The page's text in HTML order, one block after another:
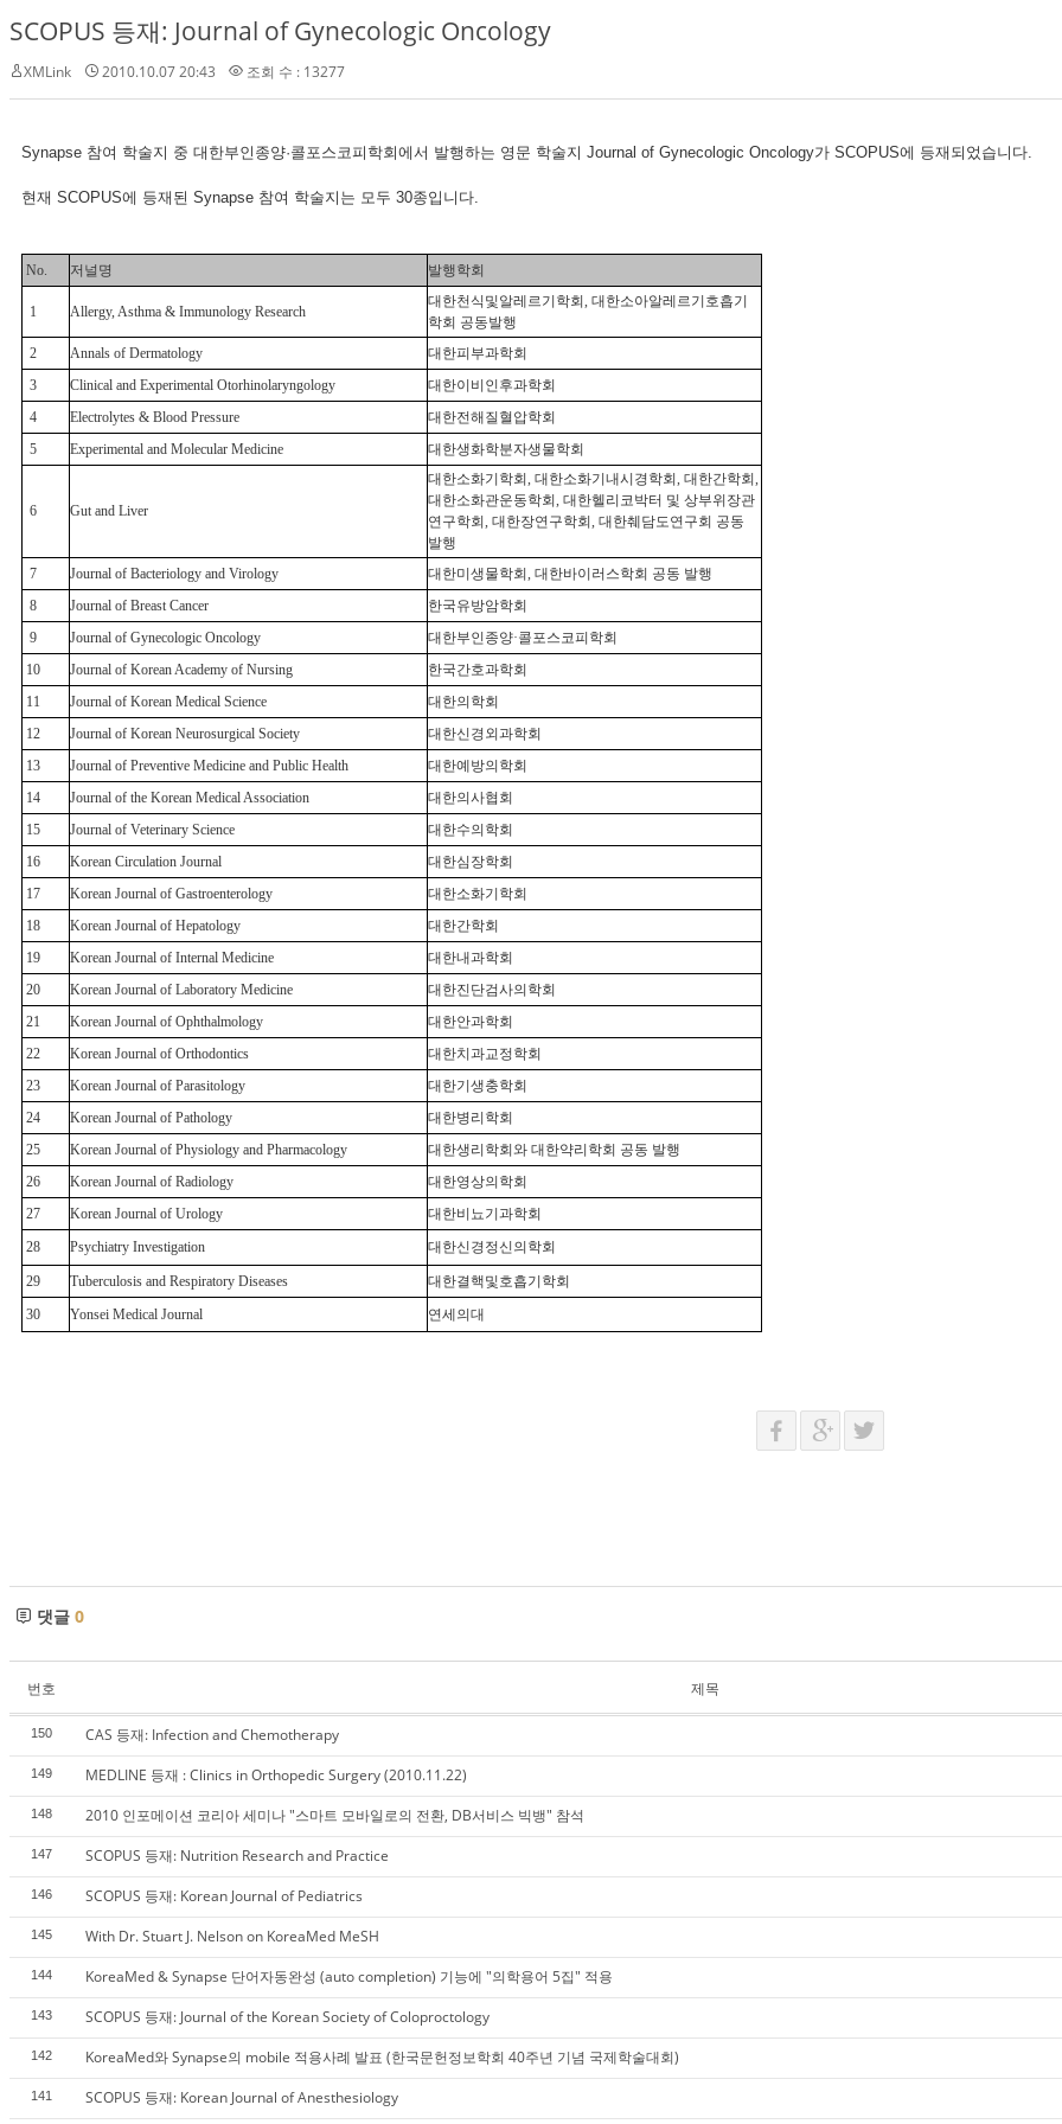
SCOPUS 등재: Journal of Gynecologic Oncology
XMLink 2010.10.07 20:43 조회 수 : 13277
Synapse 참여 학술지 중 대한부인종양·콜포스코피학회에서 발행하는 영문 학술지 Journal of Gynecologic Oncology가 SCOPUS에 등재되었습니다.
현재 SCOPUS에 등재된 Synapse 참여 학술지는 모두 30종입니다.
No. 저널명 발행학회
1 Allergy, Asthma & Immunology Research
대한천식및알레르기학회, 대한소아알레르기호흡기
학회 공동발행
2
Annals of Dermatology
대한피부과학회
3
Clinical and Experimental Otorhinolaryngology
대한이비인후과학회
4
Electrolytes & Blood Pressure
대한전해질혈압학회
5
Experimental and Molecular Medicine 대한생화학분자생물학회
6 Gut and Liver
대한소화기학회, 대한소화기내시경학회, 대한간학회,
대한소화관운동학회, 대한헬리코박터 및 상부위장관
연구학회, 대한장연구학회, 대한췌담도연구회 공동
발행
7
Journal of Bacteriology and Virology
대한미생물학회, 대한바이러스학회 공동 발행
8
Journal of Breast Cancer
한국유방암학회
9
Journal of Gynecologic Oncology
대한부인종양·콜포스코피학회
10
Journal of Korean Academy of Nursing
한국간호과학회
11
Journal of Korean Medical Science
대한의학회
12
Journal of Korean Neurosurgical Society
대한신경외과학회
13
Journal of Preventive Medicine and Public Health
대한예방의학회
14
Journal of the Korean Medical Association
대한의사협회
15
Journal of Veterinary Science
대한수의학회
16
Korean Circulation Journal
대한심장학회
17
Korean Journal of Gastroenterology
대한소화기학회
18
Korean Journal of Hepatology
대한간학회
19
Korean Journal of Internal Medicine
대한내과학회
20
Korean Journal of Laboratory Medicine
대한진단검사의학회
21
Korean Journal of Ophthalmology
대한안과학회
22
Korean Journal of Orthodontics
대한치과교정학회
23
Korean Journal of Parasitology
대한기생충학회
24
Korean Journal of Pathology
대한병리학회
25
Korean Journal of Physiology and Pharmacology
대한생리학회와 대한약리학회 공동 발행
26
Korean Journal of Radiology
대한영상의학회
27
Korean Journal of Urology
대한비뇨기과학회
28
Psychiatry Investigation 대한신경정신의학회
29 Tuberculosis and Respiratory Diseases
대한결핵및호흡기학회
30
Yonsei Medical Journal 연세의대
댓글 0
번호 제목
150 CAS 등재: Infection and Chemotherapy
149 MEDLINE 등재 : Clinics in Orthopedic Surgery (2010.11.22)
148 2010 인포메이션 코리아 세미나 "스마트 모바일로의 전환, DB서비스 빅뱅" 참석
147 SCOPUS 등재: Nutrition Research and Practice
146 SCOPUS 등재: Korean Journal of Pediatrics
145 With Dr. Stuart J. Nelson on KoreaMed MeSH
144 KoreaMed & Synapse 단어자동완성 (auto completion) 기능에 "의학용어 5집" 적용
143 SCOPUS 등재: Journal of the Korean Society of Coloproctology
142 KoreaMed와 Synapse의 mobile 적용사례 발표 (한국문헌정보학회 40주년 기념 국제학술대회)
141 SCOPUS 등재: Korean Journal of Anesthesiology